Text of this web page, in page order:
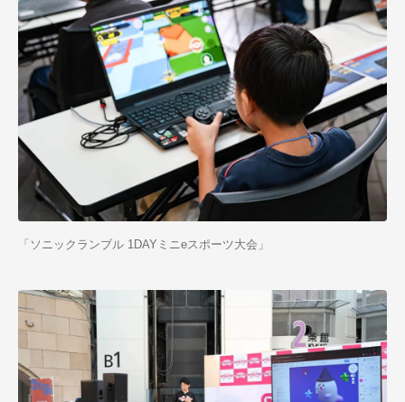
「ソニックランブル 1DAYミニeスポーツ大会」